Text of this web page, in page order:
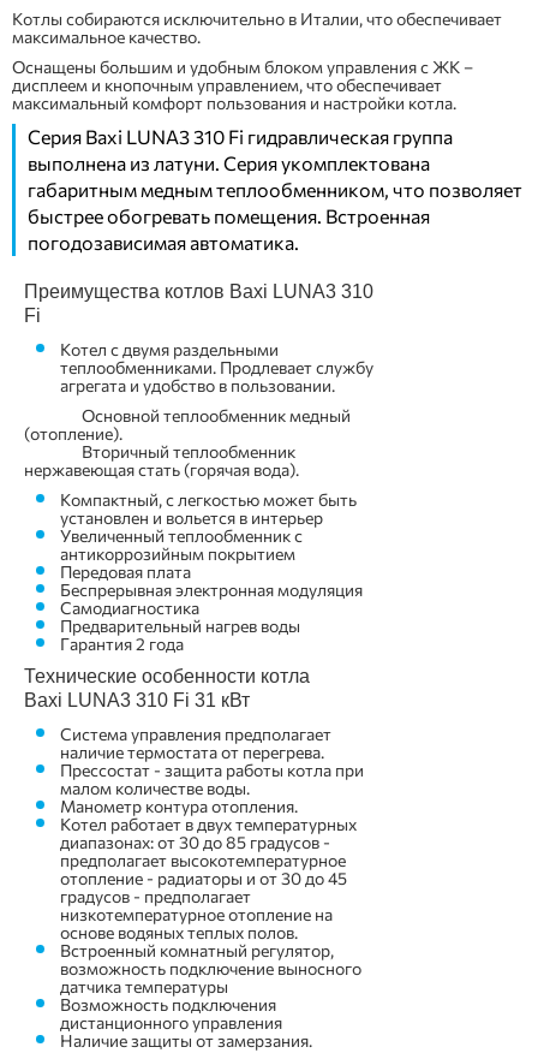
Котлы собираются исключительно в Италии, что обеспечивает
максимальное качество.
Оснащены большим и удобным блоком управления с ЖК –
дисплеем и кнопочным управлением, что обеспечивает
максимальный комфорт пользования и настройки котла.
Серия Baxi LUNA3 310 Fi гидравлическая группа
выполнена из латуни. Серия укомплектована
габаритным медным теплообменником, что позволяет
быстрее обогревать помещения. Встроенная
погодозависимая автоматика.
Преимущества котлов Baxi LUNA3 310
Fi
Котел с двумя раздельными
теплообменниками. Продлевает службу
агрегата и удобство в пользовании.
Основной теплообменник медный
(отопление).
Вторичный теплообменник
нержавеющая стать (горячая вода).
Компактный, с легкостью может быть
установлен и вольется в интерьер
Увеличенный теплообменник с
антикоррозийным покрытием
Передовая плата
Беспрерывная электронная модуляция
Самодиагностика
Предварительный нагрев воды
Гарантия 2 года
Технические особенности котла
Baxi LUNA3 310 Fi 31 кВт
Система управления предполагает
наличие термостата от перегрева.
Прессостат - защита работы котла при
малом количестве воды.
Манометр контура отопления.
Котел работает в двух температурных
диапазонах: от 30 до 85 градусов -
предполагает высокотемпературное
отопление - радиаторы и от 30 до 45
градусов - предполагает
низкотемпературное отопление на
основе водяных теплых полов.
Встроенный комнатный регулятор,
возможность подключение выносного
датчика температуры
Возможность подключения
дистанционного управления
Наличие защиты от замерзания.